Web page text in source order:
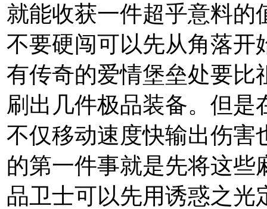
就能收获一件超乎意料的
不要硬闯可以先从角落开
有传奇的爱情堡垒处要比
刷出几件极品装备。但是
不仅移动速度快输出伤害
的第一件事就是先将这些
品卫士可以先用诱惑之光